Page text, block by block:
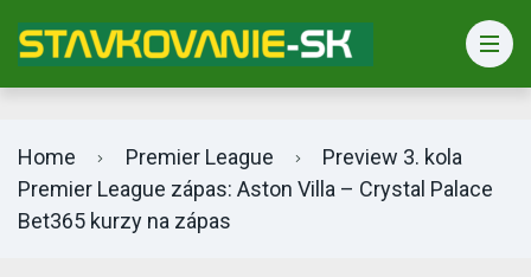
Home Premier League
Preview 3. kola
Premier League zápas: Aston Villa – Crystal Palace
Bet365 kurzy na zápas
Bet365 info